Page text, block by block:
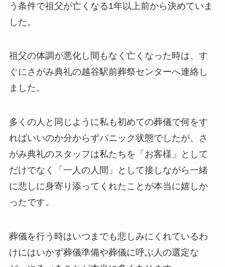
う条件で祖父が亡くなる1年以上前から決めていま
した。
祖父の体調が悪化し間もなく亡くなった時は、す
ぐにさがみ典礼の越谷駅前葬祭センターへ連絡し
ました。
多くの人と同じように私も初めての葬儀で何をす
ればいいのか分からずパニック状態でしたが、さ
がみ典礼のスタッフは私たちを「お客様」として
だけでなく「一人の人間」として接しながら一緒
に悲しに身寄り添ってくれたことが本当に嬉しか
ったです。
葬儀を行う時はいつまでも悲しみにくれているわ
けにはいかず葬儀準備や葬儀に呼ぶ人の選定な